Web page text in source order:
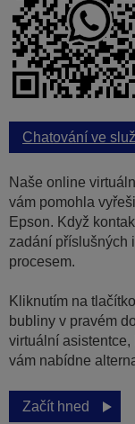
Chatování ve
Naše online
vám pomohla
Epson. Když
zadání příslušných
procesem.
Kliknutím na
bubliny v pravém
virtuální asistentce,
vám nabídne
Začít hned